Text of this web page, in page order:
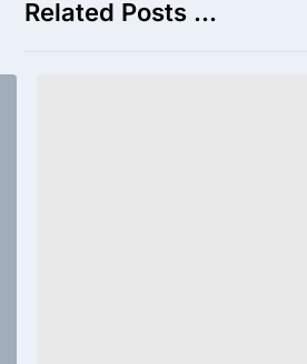
Related Posts ...